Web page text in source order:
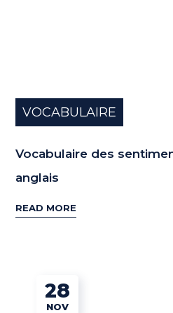
VOCABULAIRE
Vocabulaire des
anglais
READ MORE
28
NOV